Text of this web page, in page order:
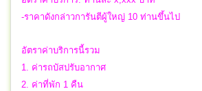
-ราคาดังกล่าวการันตีผู้ใหญ่ 10 ท่านขึ้นไป
อัตราค่าบริการนี้รวม
1. ค่ารถบัสปรับอากาศ
2. ค่าที่พัก 1 คืน